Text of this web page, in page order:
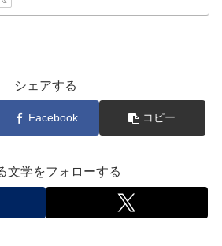
シェアする
Facebook コピー
文学をフォローする